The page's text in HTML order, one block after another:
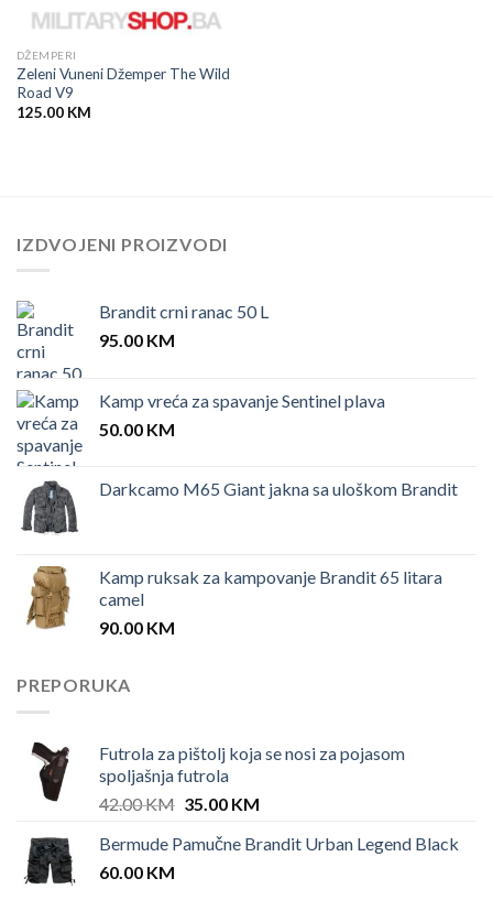
DŽEMPERI
Zeleni Vuneni Džemper The Wild
Road V9
125.00 KM
IZDVOJENI PROIZVODI
Brandit crni ranac 50 L
95.00 KM
Kamp vreća za spavanje Sentinel plava
50.00 KM
Darkcamo M65 Giant jakna sa uloškom Brandit
Kamp ruksak za kampovanje Brandit 65 litara
camel
90.00 KM
PREPORUKA
Futrola za pištolj koja se nosi za pojasom
spoljašnja futrola
42.00KM Original
was:
35.00 KMCurrent
is:
Bermude Pamučne Brandit Urban Legend Black
60.00 KM